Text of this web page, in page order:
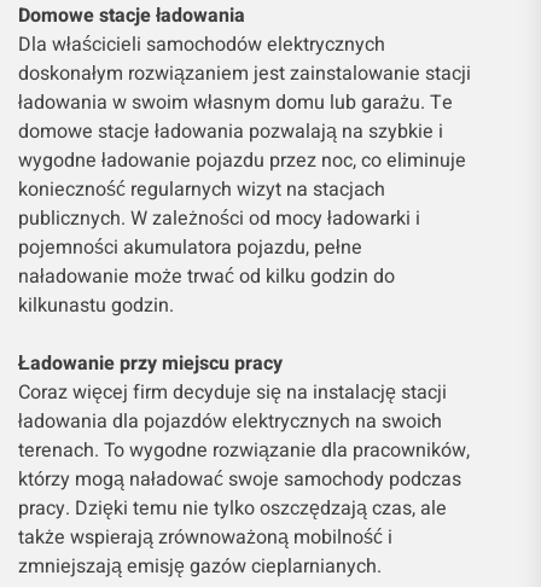
Domowe stacje ładowania
Dla właścicieli samochodów elektrycznych
doskonałym rozwiązaniem jest zainstalowanie stacji
ładowania w swoim własnym domu lub garażu. Te
domowe stacje ładowania pozwalają na szybkie i
wygodne ładowanie pojazdu przez noc, co eliminuje
konieczność regularnych wizyt na stacjach
publicznych. W zależności od mocy ładowarki i
pojemności akumulatora pojazdu, pełne
naładowanie może trwać od kilku godzin do
kilkunastu godzin.
Ładowanie przy miejscu pracy
Coraz więcej firm decyduje się na instalację stacji
ładowania dla pojazdów elektrycznych na swoich
terenach. To wygodne rozwiązanie dla pracowników,
którzy mogą naładować swoje samochody podczas
pracy. Dzięki temu nie tylko oszczędzają czas, ale
także wspierają zrównoważoną mobilność i
zmniejszają emisję gazów cieplarnianych.